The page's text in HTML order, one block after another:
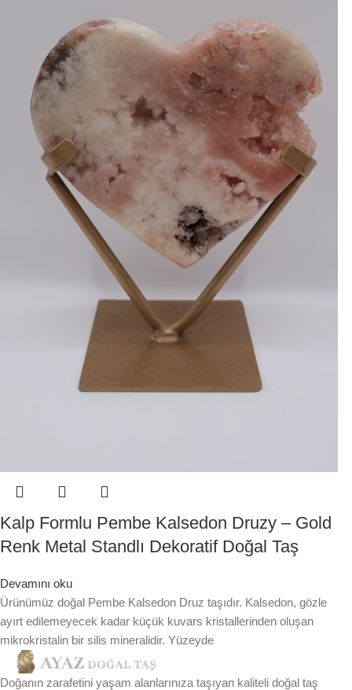
Kalp Formlu Pembe Kalsedon Druzy – Gold
Renk Metal Standlı Dekoratif Doğal Taş
Devamını oku
Ürünümüz doğal Pembe Kalsedon Druz taşıdır. Kalsedon, gözle
ayırt edilemeyecek kadar küçük kuvars kristallerinden oluşan
mikrokristalin bir silis mineralidir. Yüzeyde
Doğanın zarafetini yaşam alanlarınıza taşıyan kaliteli doğal taş